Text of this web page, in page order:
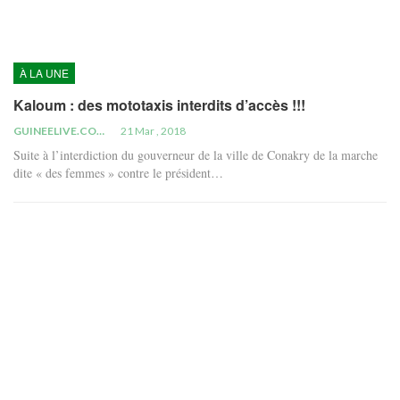
À LA UNE
Kaloum : des mototaxis interdits d’accès !!!
GUINEELIVE.COM 21 Mar , 2018
Suite à l’interdiction du gouverneur de la ville de Conakry de la marche
dite « des femmes » contre le président…